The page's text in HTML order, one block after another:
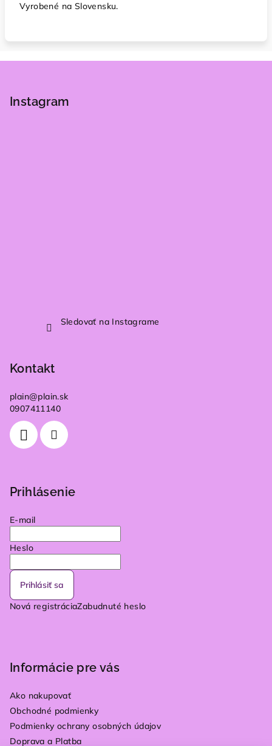
Vyrobené na Slovensku.
Instagram
Sledovať na Instagrame
Kontakt
plain@plain.sk
0907411140
Prihlásenie
E-mail
Heslo
Prihlásiť sa
Nová registráciaZabudnuté heslo
Informácie pre vás
Ako nakupovať
Obchodné podmienky
Podmienky ochrany osobných údajov
Doprava a Platba